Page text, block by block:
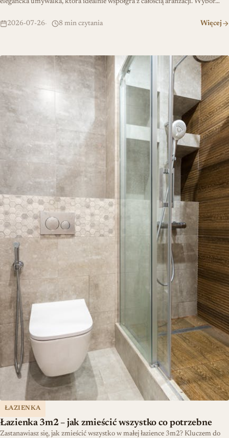
elegancka umywalka, która idealnie współgra z całością aranżacji. Wybór…
2026-07-26 8 min czytania Więcej
ŁAZIENKA
Łazienka 3m2 – jak zmieścić wszystko co potrzebne
Zastanawiasz się, jak zmieścić wszystko w małej łazience 3m2? Kluczem do
Łazienka 3m2 – jak zmieścić wszystko co potrzebne